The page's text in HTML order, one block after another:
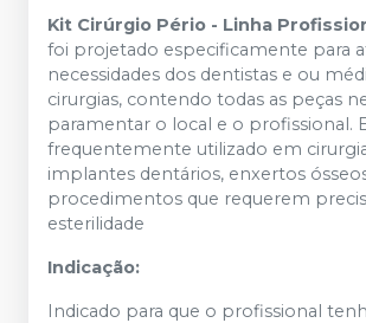
Kit Cirúrgio Pério - Linha
foi projetado especificamente para
necessidades dos dentistas e ou
cirurgias, contendo todas as peças
paramentar o local e o profissional.
frequentemente utilizado em
implantes dentários, enxertos
procedimentos que requerem
esterilidade
Indicação:
Indicado para que o profissional